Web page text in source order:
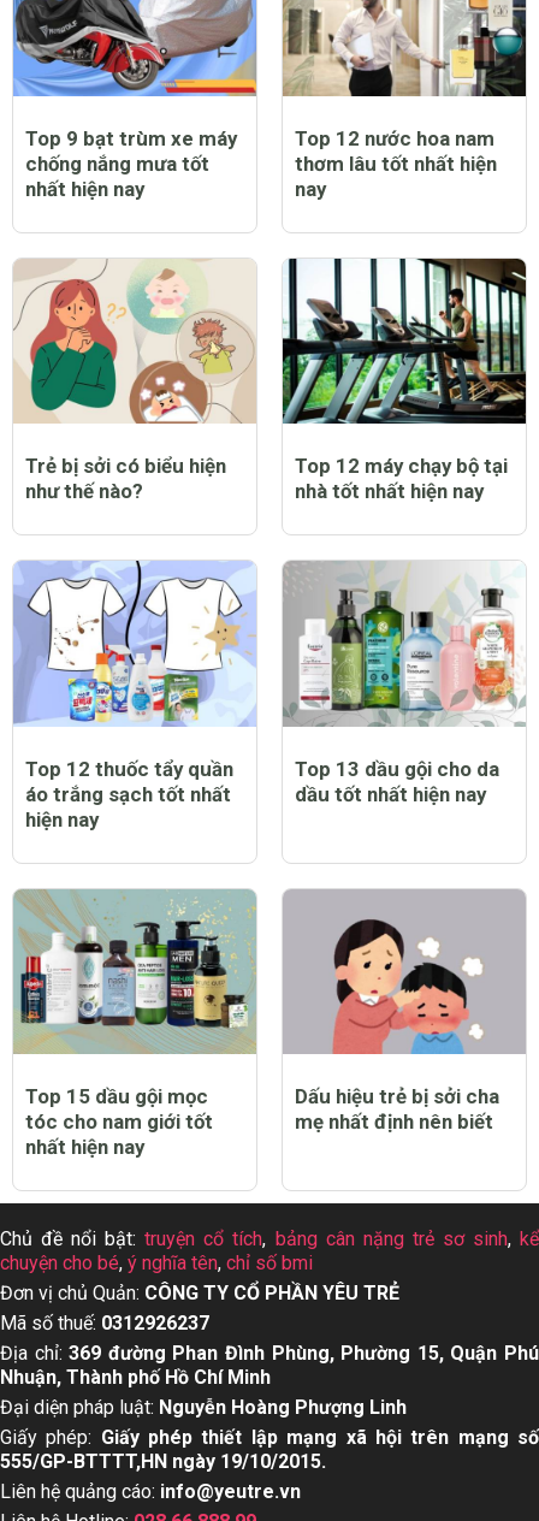
Top 9 bạt trùm xe máy
chống nắng mưa tốt
nhất hiện nay
Top 12 nước hoa nam
thơm lâu tốt nhất hiện
nay
Trẻ bị sởi có biểu hiện
như thế nào?
Top 12 máy chạy bộ tại
nhà tốt nhất hiện nay
Top 12 thuốc tẩy quần
áo trắng sạch tốt nhất
hiện nay
Top 13 dầu gội cho da
dầu tốt nhất hiện nay
Top 15 dầu gội mọc
tóc cho nam giới tốt
nhất hiện nay
Dấu hiệu trẻ bị sởi cha
mẹ nhất định nên biết
Chủ đề nổi bật:truyện cổ tích, bảng cân nặng trẻ sơ sinh, kể
chuyện cho bé, ý nghĩa tên, chỉ số bmi
Đơn vị chủ Quản: CÔNG TY CỔ PHẦN YÊU TRẺ
Mã số thuế: 0312926237
Địa chỉ:369 đường Phan Đình Phùng, Phường 15, Quận Phú
Nhuận, Thành phố Hồ Chí Minh
Đại diện pháp luật: Nguyễn Hoàng Phượng Linh
Giấy phép: Giấy phép thiết lập mạng xã hội trên mạng số
555/GP-BTTTT,HN ngày 19/10/2015.
Liên hệ quảng cáo: info@yeutre.vn